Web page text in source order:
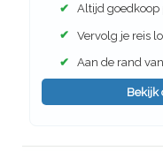
✔ Altijd goedkoop
✔ Vervolg je reis
✔ Aan de rand van
Bekijk